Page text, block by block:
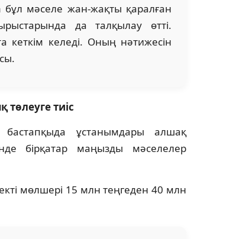
мәселе жан-жақты қаралған
да талқылау өтті.
келеді. Оның нәтижесін
төлеуге тиіс
бастапқыда ұстанымдары алшақ
бірқатар маңызды мәселелер
мөлшері 15 млн теңгеден 40 млн